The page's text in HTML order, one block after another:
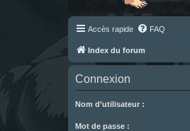
Accès rapide FAQ
Index du forum
Connexion
Nom d’utilisateur :
Mot de passe :